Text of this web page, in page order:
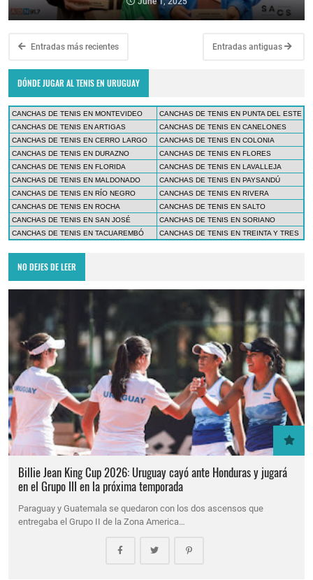
Entradas más recientes Entradas antiguas
DÓNDE JUGAR AL TENIS EN URUGUAY
CANCHAS DE TENIS EN MONTEVIDEO
CANCHAS DE TENIS EN PUNTA DEL ESTE
CANCHAS DE TENIS EN ARTIGAS
CANCHAS DE TENIS EN CANELONES
CANCHAS DE TENIS EN CERRO LARGO
CANCHAS DE TENIS EN COLONIA
CANCHAS DE TENIS EN DURAZNO
CANCHAS DE TENIS EN FLORES
CANCHAS DE TENIS EN FLORIDA
CANCHAS DE TENIS EN LAVALLEJA
CANCHAS DE TENIS EN MALDONADO
CANCHAS DE TENIS EN PAYSANDÚ
CANCHAS DE TENIS EN RÍO NEGRO
CANCHAS DE TENIS EN RIVERA
CANCHAS DE TENIS EN ROCHA
CANCHAS DE TENIS EN SALTO
CANCHAS DE TENIS EN SAN JOSÉ
CANCHAS DE TENIS EN SORIANO
CANCHAS DE TENIS EN TACUAREMBÓ
CANCHAS DE TENIS EN TREINTA Y TRES
NO DEJES DE LEER
Billie Jean King Cup 2026: Uruguay cayó ante Honduras y jugará
en el Grupo III en la próxima temporada
Paraguay y Guatemala se quedaron con los dos ascensos que
entregaba el Grupo II de la Zona America…